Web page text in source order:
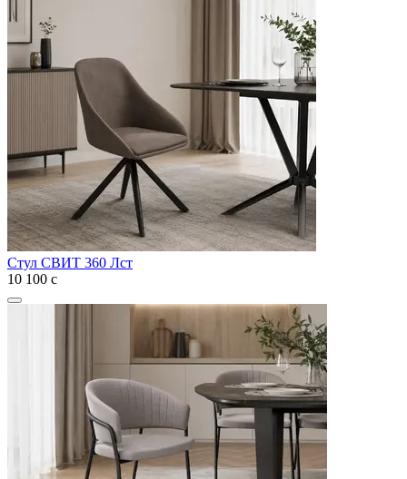
Стул СВИТ 360 Лст
10 100 с